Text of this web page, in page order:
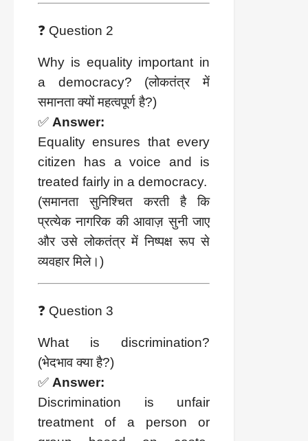
❓ Question 2
Why is equality important in
a democracy? (लोकतंत्र में
समानता क्यों महत्वपूर्ण है?)
✅ Answer:
Equality ensures that every
citizen has a voice and is
treated fairly in a democracy.
(समानता सुनिश्चित करती है कि
प्रत्येक नागरिक की आवाज़ सुनी जाए
और उसे लोकतंत्र में निष्पक्ष रूप से
व्यवहार मिले।)
❓ Question 3
What is discrimination?
(भेदभाव क्या है?)
✅ Answer:
Discrimination is unfair
treatment of a person or